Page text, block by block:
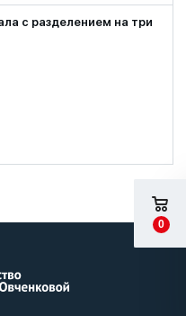
с разделением на три
0